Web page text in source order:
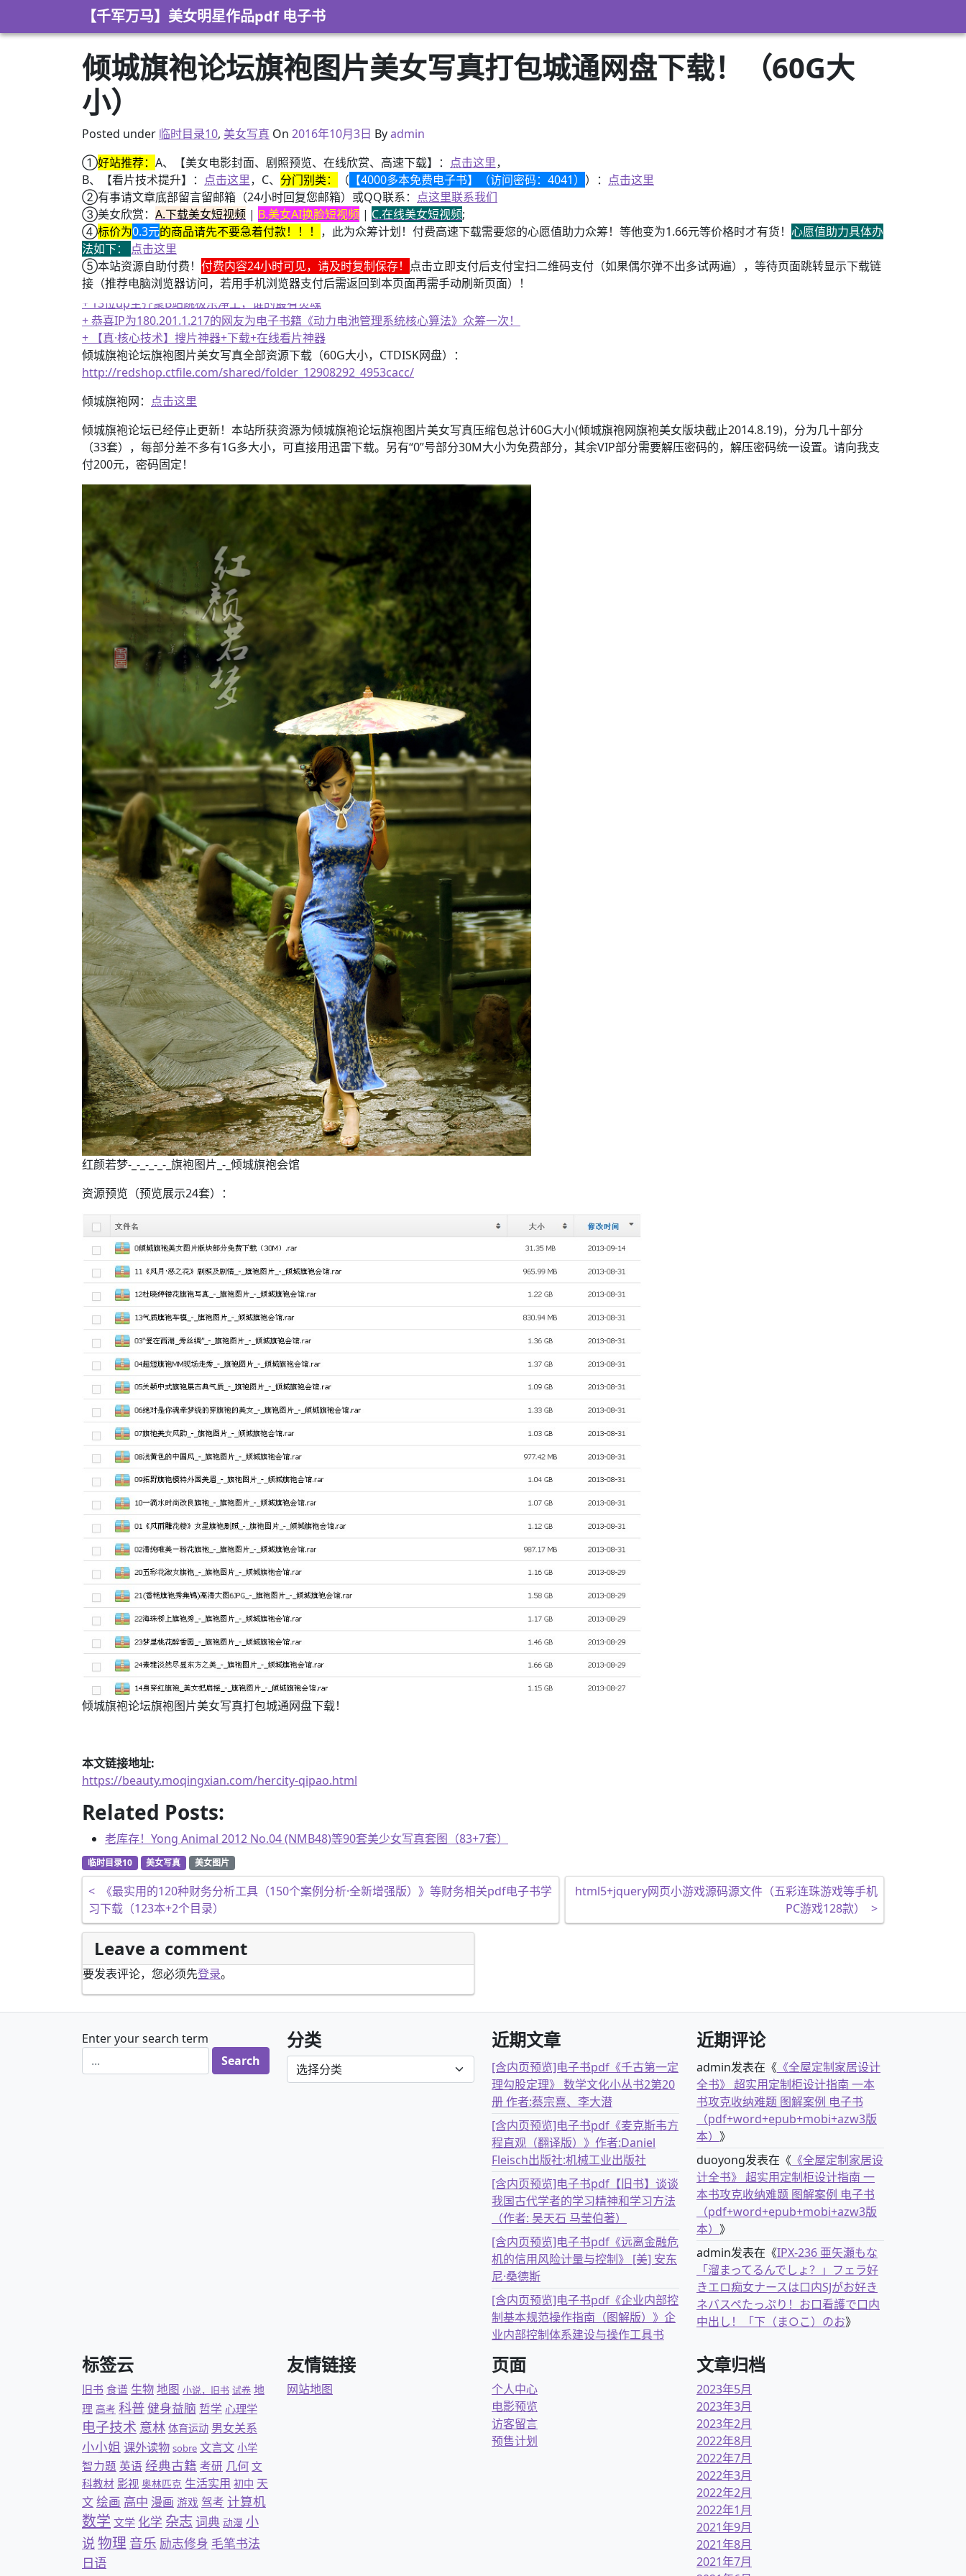
【千军万马】美女明星作品pdf 电子书
倾城旗袍论坛旗袍图片美女写真打包城通网盘下载！（60G大
小）
Posted under 临时目录10, 美女写真 On 2016年10月3日 Byadmin
①好站推荐： A、【美女电影封面、剧照预览、在线欣赏、高速下载】： 点击这里，
B、【看片技术提升】： 点击这里，C、 分门别类： （ 【4000多本免费电子书】（访问密码：4041） ）： 点击这里
②有事请文章底部留言留邮箱（24小时回复您邮箱）或QQ联系： 点这里联系我们
③美女欣赏： A.下载美女短视频 | B.美女AI换脸短视频 | C.在线美女短视频;
④标价为0.3元的商品请先不要急着付款！！！ ，此为众筹计划！付费高速下载需要您的心愿值助力众筹！等他变为1.66元等价格时才有货！ 心愿值助力具体办
法如下： 点击这里
⑤本站资源自助付费！ 付费内容24小时可见，请及时复制保存！ 点击立即支付后支付宝扫二维码支付（如果偶尔弹不出多试两遍），等待页面跳转显示下载链
接（推荐电脑浏览器访问，若用手机浏览器支付后需返回到本页面再需手动刷新页面）！
+ 恭喜IP为180.201.1.217的网友为电子书籍《动力电池管理系统核心算法》众筹一次！
+ 13位up主齐聚B站跳极乐净土，谁的最有灵魂
+ 恭喜IP为180.201.1.217的网友为电子书籍《动力电池管理系统核心算法》众筹一次！
+ 【真·核心技术】搜片神器+下载+在线看片神器
倾城旗袍论坛旗袍图片美女写真全部资源下载（60G大小，CTDISK网盘）：
http://redshop.ctfile.com/shared/folder_12908292_4953cacc/
倾城旗袍网： 点击这里
倾城旗袍论坛已经停止更新！本站所获资源为倾城旗袍论坛旗袍图片美女写真压缩包总计60G大小(倾城旗袍网旗袍美女版块截止2014.8.19)，分为几十部分
（33套），每部分差不多有1G多大小，可直接用迅雷下载。另有“0”号部分30M大小为免费部分，其余VIP部分需要解压密码的，解压密码统一设置。请向我支
付200元，密码固定！
红颜若梦-_-_-_-_-_旗袍图片_-_倾城旗袍会馆
资源预览（预览展示24套）：
倾城旗袍论坛旗袍图片美女写真打包城通网盘下载！
本文链接地址:
https://beauty.moqingxian.com/hercity-qipao.html
Related Posts:
老库存！Yong Animal 2012 No.04 (NMB48)等90套美少女写真套图（83+7套）
临时目录10 美女写真 美女图片
文章导航
<
《最实用的120种财务分析工具（150个案例分析·全新增强版）》等财务相关pdf电子书学
习下载（123本+2个目录）
html5+jquery网页小游戏源码源文件（五彩连珠游戏等手机
PC游戏128款）
>
Leave a comment
要发表评论，您必须先登录。
Enter your search term 分类
分类
近期文章
[含内页预览]电子书pdf《千古第一定
理勾股定理》 数学文化小丛书2第20
册 作者:蔡宗熹、李大潜
[含内页预览]电子书pdf《麦克斯韦方
程直观（翻译版）》作者:Daniel
Fleisch出版社:机械工业出版社
[含内页预览]电子书pdf【旧书】谈谈
我国古代学者的学习精神和学习方法
（作者: 吴天石 马莹伯著）
[含内页预览]电子书pdf《远离金融危
机的信用风险计量与控制》 [美] 安东
尼·桑德斯
[含内页预览]电子书pdf《企业内部控
制基本规范操作指南（图解版）》企
业内部控制体系建设与操作工具书
近期评论
admin发表在《 《全屋定制家居设计
全书》 超实用定制柜设计指南 一本
书攻克收纳难题 图解案例 电子书
（pdf+word+epub+mobi+azw3版
本） 》
duoyong发表在《 《全屋定制家居设
计全书》 超实用定制柜设计指南 一
本书攻克收纳难题 图解案例 电子书
（pdf+word+epub+mobi+azw3版
本） 》
admin发表在《IPX-236 亜矢瀬もな
「溜まってるんでしょ？」フェラ好
きエロ痴女ナースは口内SJがお好き
ネバスペたっぷり！お口看護で口内
中出し！「下（ま○こ）のお》
标签云
旧书 食谱 生物地图 小说，旧书 试卷 地
理 高考 科普健身益脑 哲学 心理学
电子技术 意林 体育运动 男女关系
小小姐 课外读物 sobre 文言文 小学
智力题 英语 经典古籍 考研 几何 文
科教材 影视 奥林匹克 生活实用 初中 天
文绘画 高中 漫画 游戏 驾考 计算机
数学 文学 化学 杂志词典 动漫 小
说物理 音乐 励志修身 毛笔书法
日语
友情链接
网站地图
页面
个人中心
电影预览
访客留言
预售计划
文章归档
2023年5月
2023年3月
2023年2月
2022年8月
2022年7月
2022年3月
2022年2月
2022年1月
2021年9月
2021年8月
2021年7月